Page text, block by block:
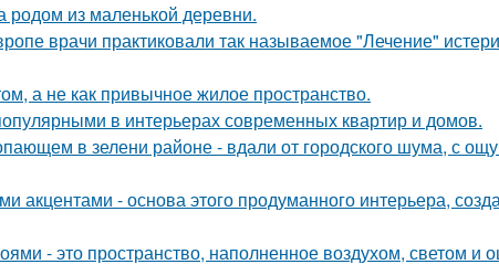
из маленькой деревни.
врачи практиковали так называемое "Лечение"
а не как привычное жилое пространство.
в интерьерах современных квартир и домов.
в зелени районе - вдали от городского шума, с
акцентами - основа этого продуманного интерьера,
- это пространство, наполненное воздухом, светом и